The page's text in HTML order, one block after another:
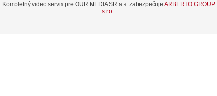
Kompletný video servis pre OUR MEDIA SR a.s. zabezpečuje ARBERTO GROUP
s.r.o.